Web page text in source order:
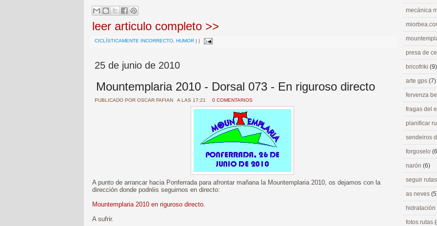
leer articulo completo >>
CICLÍSTICAMENTE INCORRECTO HUMOR | |
25 de junio de 2010
Mountemplaria 2010 - Dorsal 073 - En riguroso directo
PUBLICADO POR OSCAR FAFIAN A LAS 17:21 0 COMENTARIOS
A punto de arrancar hacia Ponferrada para afrontar mañana la Mountemplaria 2010, os dejamos con la
dirección donde podréis seguirnos en directo:
Mountemplaria 2010 en riguroso directo.
A sufrir.
mecánica
presa de
bricofriki (9)
arte gps (7)
fervenza
fragas del
planificar
sendeiros
forgoselo
narón (6)
seguir
as neves
hidratación
fotos rutas